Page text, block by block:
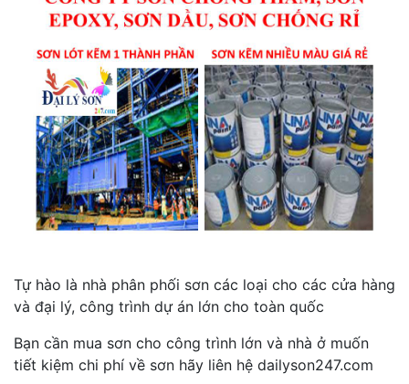
Tự hào là nhà phân phối sơn các loại cho các cửa hàng
và đại lý, công trình dự án lớn cho toàn quốc
Bạn cần mua sơn cho công trình lớn và nhà ở muốn
tiết kiệm chi phí về sơn hãy liên hệ dailyson247.com